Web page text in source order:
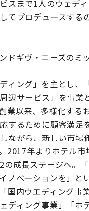
スまで1人のウェデ
てプロデュースする
ドギヴ・ニーズのミ
ディング」を主とし、
辺サービス」を事業
業以来、多様化する
するために顧客満足
ながら、新しい市場
2017年よりホテル市
の成長ステージへ。
ノベーションを」と
国内ウエディング事
ディング事業」「ホ